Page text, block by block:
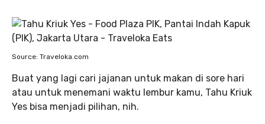
Source: Traveloka.com
Buat yang lagi cari jajanan untuk makan di sore hari
atau untuk menemani waktu lembur kamu, Tahu Kriuk
Yes bisa menjadi pilihan, nih.